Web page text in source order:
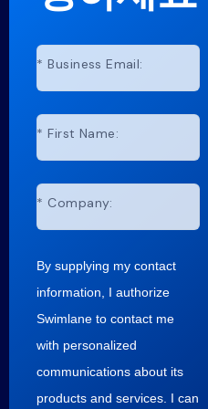
* Business Email:
* First Name:
* Company:
By supplying my contact
information, I authorize
Swimlane to contact me
with personalized
communications about its
products and services. I can